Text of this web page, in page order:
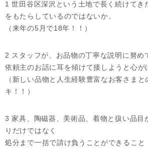
1 世田谷区深沢という土地で長く続けてき
をもたらしているのではないか。
（来年の5月で18年！！）
2 スタッフが、お品物の丁寧な説明に努め
依頼主のお話に耳を傾けて接しようと心が
（新しい品物と人生経験豊富なお客さま
キ！！）
3 家具、陶磁器、美術品、着物と扱い品目
りだけではなく
処分まで一括で請け負うことができること